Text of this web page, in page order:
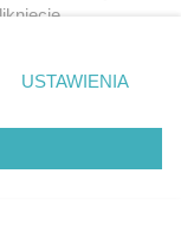
prywatności
zgody
takiemu
tylko
USTAWIENIA